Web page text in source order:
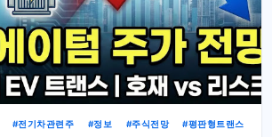
전기차관련주 정보 주식전망 평판형트랜스